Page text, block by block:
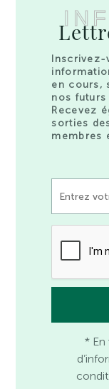
Inscrivez-
en cours,
nos futurs
Recevez
sorties
membres
* En